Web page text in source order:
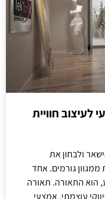
לעיצוב חוויית
ולבחון את
גורמים. אחד
הוא התאורה. תאורה
עוצמתי, אמצעי